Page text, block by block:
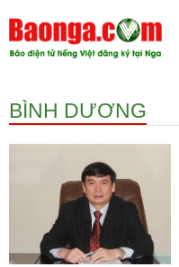
BÌNH DƯƠNG